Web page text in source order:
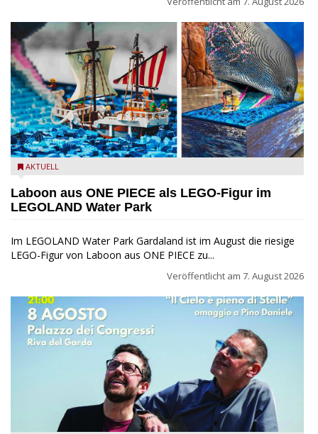
Laboon aus ONE PIECE als LEGO-Figur im LEGOLAND Water
AKTUELL
Laboon aus ONE PIECE als LEGO-Figur im
LEGOLAND Water Park
Im LEGOLAND Water Park Gardaland ist im August die riesige
LEGO-Figur von Laboon aus ONE PIECE zu...
Veröffentlicht am 7. August 2026